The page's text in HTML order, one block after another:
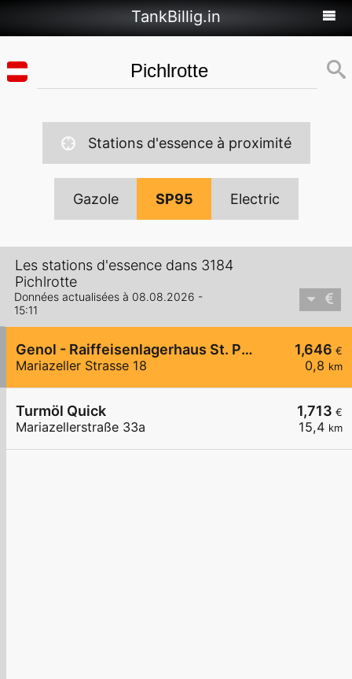
TankBillig.in
Stations d'essence à proximité
Gazole SP95 Electric
Les stations d'essence dans 3184
Pichlrotte
Données actualisées à 08.08.2026 -
15:11
1,646 €
0,8 km
Genol - Raiffeisenlagerhaus St. Pölten
Mariazeller Strasse 18
1,713 €
15,4 km
Turmöl Quick
Mariazellerstraße 33a